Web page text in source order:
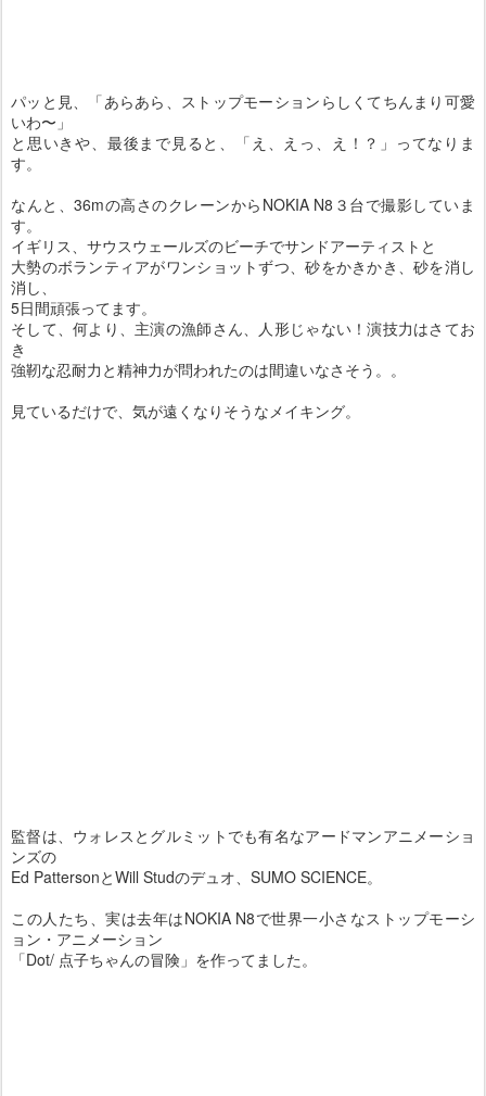
パッと見、「あらあら、ストップモーションらしくてちんまり可愛
いわ〜」
と思いきや、最後まで見ると、「え、えっ、え！？」ってなりま
す。
なんと、36mの高さのクレーンからNOKIA N8３台で撮影していま
す。
イギリス、サウスウェールズのビーチでサンドアーティストと
大勢のボランティアがワンショットずつ、砂をかきかき、砂を消し
消し、
5日間頑張ってます。
そして、何より、主演の漁師さん、人形じゃない！演技力はさてお
き
強靭な忍耐力と精神力が問われたのは間違いなさそう。。
見ているだけで、気が遠くなりそうなメイキング。
監督は、ウォレスとグルミットでも有名なアードマンアニメーショ
ンズの
Ed PattersonとWill Studのデュオ、SUMO SCIENCE。
この人たち、実は去年はNOKIA N8で世界一小さなストップモーシ
ョン・アニメーション
「Dot/ 点子ちゃんの冒険」を作ってました。